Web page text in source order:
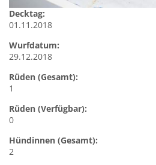
Decktag:
01.11.2018
Wurfdatum:
29.12.2018
Rüden (Gesamt):
1
Rüden (Verfügbar):
0
Hündinnen (Gesamt):
2